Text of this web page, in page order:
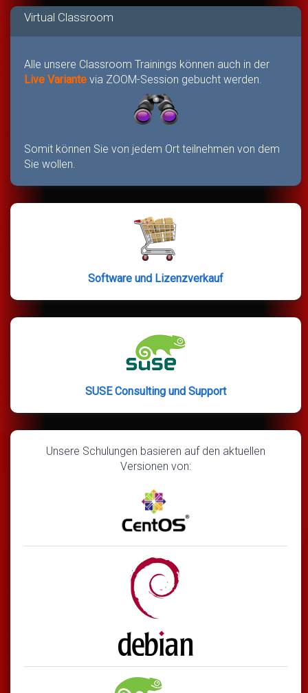
Virtual Classroom
Alle unsere Classroom Trainings können auch in der
Live Variante via ZOOM-Session gebucht werden.
Somit können Sie von jedem Ort teilnehmen von dem
Sie wollen.
Software und Lizenzverkauf
SUSE Consulting und Support
Unsere Schulungen basieren auf den aktuellen
Versionen von: